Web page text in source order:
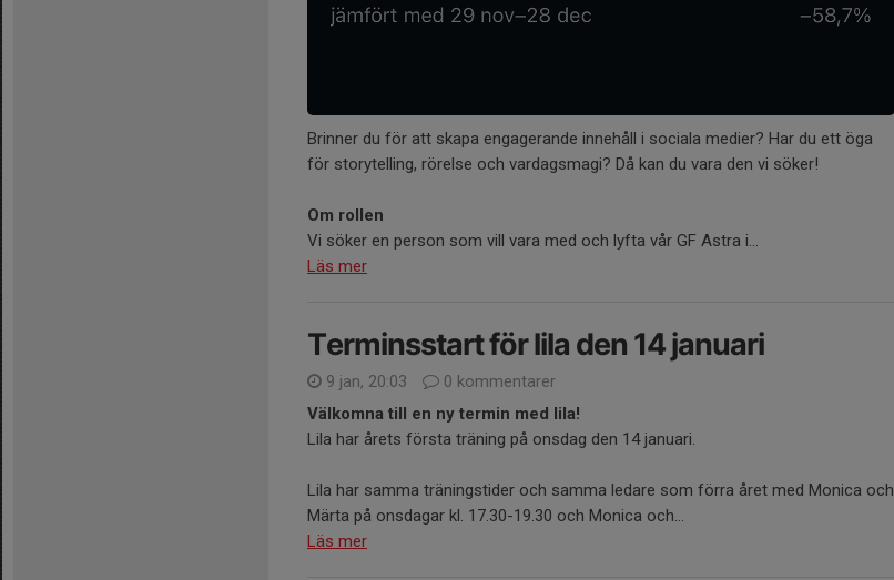
Brinner du för att skapa engagerande innehåll i sociala medier? Har du ett öga
för storytelling, rörelse och vardagsmagi? Då kan du vara den vi söker!
Om rollen
Vi söker en person som vill vara med och lyfta vår GF Astra i...
Läs mer
Terminsstart för lila den 14 januari
9 jan, 20:03
0 kommentarer
Välkomna till en ny termin med lila!
Lila har årets första träning på onsdag den 14 januari.
Lila har samma träningstider och samma ledare som förra året med Monica och
Märta på onsdagar kl. 17.30-19.30 och Monica och...
Läs mer